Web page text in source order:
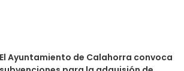
El Ayuntamiento de Calahorra convoca